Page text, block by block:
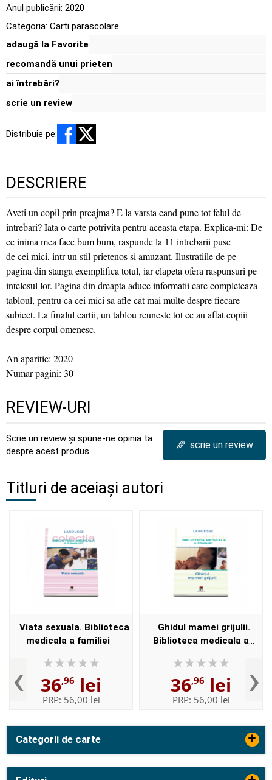
Categorii de carte +
Anul publicării: 2020
Categoria: Carti parascolare
adaugă la Favorite
recomandă unui prieten
ai întrebări?
scrie un review
Distribuie pe:
DESCRIERE
Aveti un copil prin preajma? E la varsta cand pune tot felul de
intrebari? Iata o carte potrivita pentru aceasta etapa. Explica-mi: De
ce inima mea face bum bum, raspunde la 11 intrebarii puse
de cei mici, intr-un stil prietenos si amuzant. Ilustratiile de pe
pagina din stanga exemplifica totul, iar clapeta ofera raspunsuri pe
intelesul lor. Pagina din dreapta aduce informatii care completeaza
tabloul, pentru ca cei mici sa afle cat mai multe despre fiecare
subiect. La finalul cartii, un tablou reuneste tot ce au aflat copiii
despre corpul omenesc.
An aparitie: 2020
Numar pagini: 30
REVIEW-URI
Scrie un review și spune-ne opinia ta
despre acest produs
✎ scrie un review
Titluri de aceiași autori
‹
Viata sexuala. Biblioteca
medicala a familiei
36,96 lei
PRP: 56,00 lei
Ghidul mamei grijulii.
Biblioteca medicala a
36,96 lei
PRP: 56,00 lei ›